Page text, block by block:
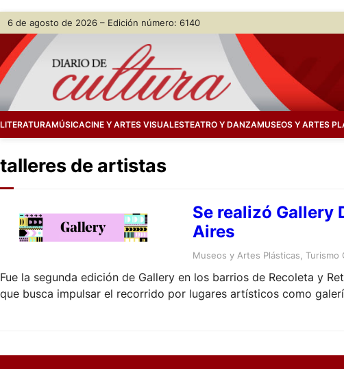
Skip
content
6 de agosto de 2026 – Edición número: 6140
LITERATURAMÚSICACINE Y ARTES VISUALESTEATRO Y DANZAMUSEOS Y ARTES
talleres de artistas
Se realizó Gallery
Aires
Museos y Artes Plásticas Turismo
Fue la segunda edición de Gallery en los barrios de Recoleta y
que busca impulsar el recorrido por lugares artísticos como